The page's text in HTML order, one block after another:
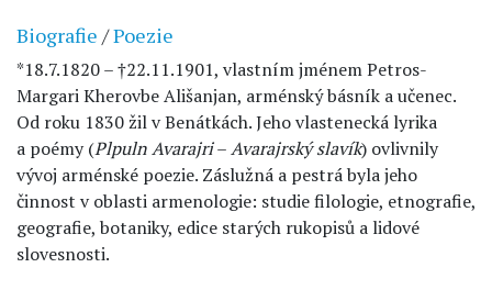
Biografie /Poezie
*18.7.1820 – †22.11.1901, vlastním jménem Petros-
Margari Kherovbe Ališanjan, arménský básník a učenec.
Od roku 1830 žil v Benátkách. Jeho vlastenecká lyrika
a poémy (Plpuln Avarajri–Avarajrský slavík) ovlivnily
vývoj arménské poezie. Záslužná a pestrá byla jeho
činnost v oblasti armenologie: studie filologie, etnografie,
geografie, botaniky, edice starých rukopisů a lidové
slovesnosti.